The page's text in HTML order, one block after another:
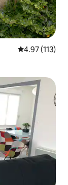
レビュー113
4.97 (113)